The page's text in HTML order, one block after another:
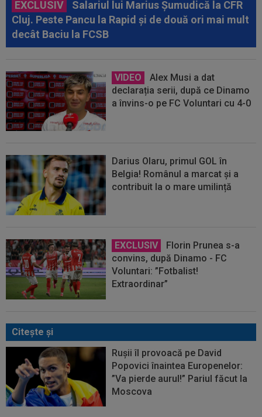
EXCLUSIV
Salariul lui Marius Șumudică la CFR
Cluj. Peste Pancu la Rapid și de două ori mai mult
decât Baciu la FCSB
VIDEO
Alex Musi a dat
declarația serii, după ce Dinamo
a învins-o pe FC Voluntari cu 4-0
Darius Olaru, primul GOL în
Belgia! Românul a marcat și a
contribuit la o mare umilință
EXCLUSIV
Florin Prunea s-a
convins, după Dinamo - FC
Voluntari: ”Fotbalist!
Extraordinar”
Citeşte şi
Rușii îl provoacă pe David
Popovici înaintea Europenelor:
”Va pierde aurul!” Pariul făcut la
Moscova